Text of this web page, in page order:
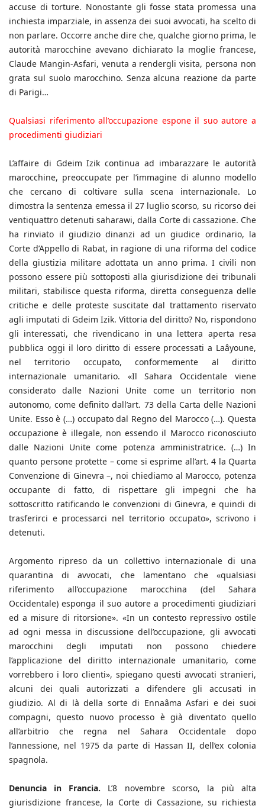
accuse di torture. Nonostante gli fosse stata promessa una
inchiesta imparziale, in assenza dei suoi avvocati, ha scelto di
non parlare. Occorre anche dire che, qualche giorno prima, le
autorità marocchine avevano dichiarato la moglie francese,
Claude Mangin-Asfari, venuta a rendergli visita, persona non
grata sul suolo marocchino. Senza alcuna reazione da parte
di Parigi…
Qualsiasi riferimento all’occupazione espone il suo autore a
procedimenti giudiziari
L’affaire di Gdeim Izik continua ad imbarazzare le autorità
marocchine, preoccupate per l’immagine di alunno modello
che cercano di coltivare sulla scena internazionale. Lo
dimostra la sentenza emessa il 27 luglio scorso, su ricorso dei
ventiquattro detenuti saharawi, dalla Corte di cassazione. Che
ha rinviato il giudizio dinanzi ad un giudice ordinario, la
Corte d’Appello di Rabat, in ragione di una riforma del codice
della giustizia militare adottata un anno prima. I civili non
possono essere più sottoposti alla giurisdizione dei tribunali
militari, stabilisce questa riforma, diretta conseguenza delle
critiche e delle proteste suscitate dal trattamento riservato
agli imputati di Gdeim Izik. Vittoria del diritto? No, rispondono
gli interessati, che rivendicano in una lettera aperta resa
pubblica oggi il loro diritto di essere processati a Laâyoune,
nel territorio occupato, conformemente al diritto
internazionale umanitario. «Il Sahara Occidentale viene
considerato dalle Nazioni Unite come un territorio non
autonomo, come definito dall’art. 73 della Carta delle Nazioni
Unite. Esso è (…) occupato dal Regno del Marocco (…). Questa
occupazione è illegale, non essendo il Marocco riconosciuto
dalle Nazioni Unite come potenza amministratrice. (…) In
quanto persone protette – come si esprime all’art. 4 la Quarta
Convenzione di Ginevra –, noi chiediamo al Marocco, potenza
occupante di fatto, di rispettare gli impegni che ha
sottoscritto ratificando le convenzioni di Ginevra, e quindi di
trasferirci e processarci nel territorio occupato», scrivono i
detenuti.
Argomento ripreso da un collettivo internazionale di una
quarantina di avvocati, che lamentano che «qualsiasi
riferimento all’occupazione marocchina (del Sahara
Occidentale) esponga il suo autore a procedimenti giudiziari
ed a misure di ritorsione». «In un contesto repressivo ostile
ad ogni messa in discussione dell’occupazione, gli avvocati
marocchini degli imputati non possono chiedere
l’applicazione del diritto internazionale umanitario, come
vorrebbero i loro clienti», spiegano questi avvocati stranieri,
alcuni dei quali autorizzati a difendere gli accusati in
giudizio. Al di là della sorte di Ennaâma Asfari e dei suoi
compagni, questo nuovo processo è già diventato quello
all’arbitrio che regna nel Sahara Occidentale dopo
l’annessione, nel 1975 da parte di Hassan II, dell’ex colonia
spagnola.
Denuncia in Francia. L’8 novembre scorso, la più alta
giurisdizione francese, la Corte di Cassazione, su richiesta